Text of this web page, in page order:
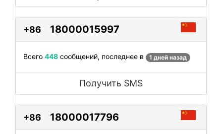
+86 18000015997
Всего 448 сообщений, последнее в 1 дней назад
Получить SMS
+86 18000017796